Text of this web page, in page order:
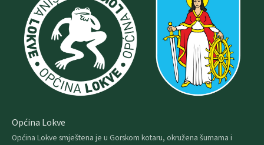
Općina Lokve
Općina Lokve smještena je u Gorskom kotaru, okružena šumama i